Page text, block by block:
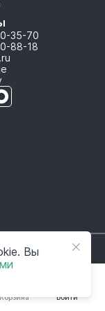
Войти
Корзина
35-70
88-18
Вы